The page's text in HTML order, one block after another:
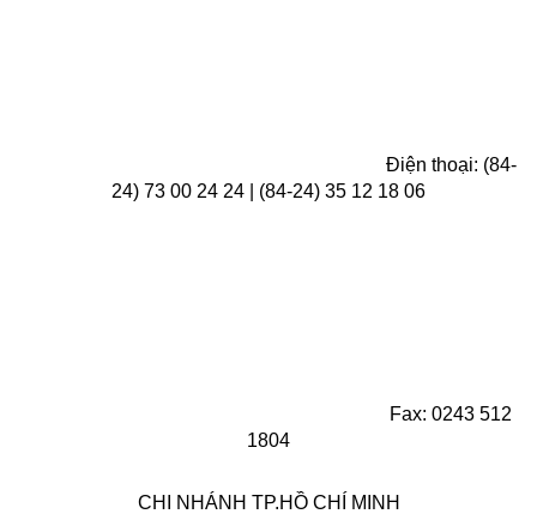
Điện thoại: (84-
24) 73 00 24 24 | (84-24) 35 12 18 06
Fax: 0243 512
1804
CHI NHÁNH TP.HỒ CHÍ MINH